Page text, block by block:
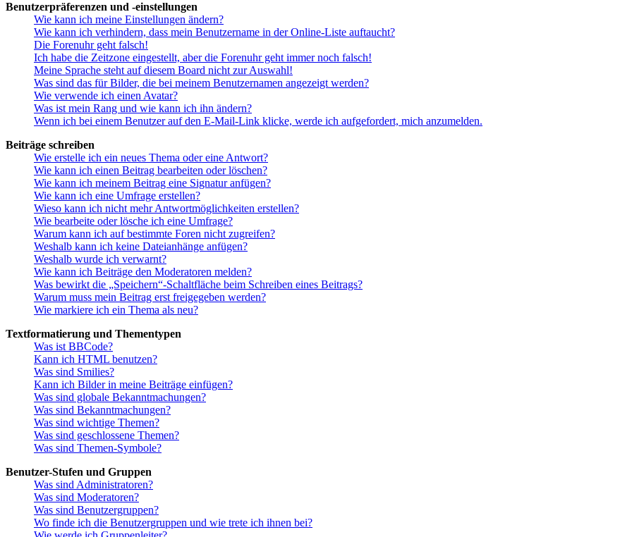
Benutzerpräferenzen und -einstellungen
Wie kann ich meine Einstellungen ändern?
Wie kann ich verhindern, dass mein Benutzername in der Online-Liste auftaucht?
Die Forenuhr geht falsch!
Ich habe die Zeitzone eingestellt, aber die Forenuhr geht immer noch falsch!
Meine Sprache steht auf diesem Board nicht zur Auswahl!
Was sind das für Bilder, die bei meinem Benutzernamen angezeigt werden?
Wie verwende ich einen Avatar?
Was ist mein Rang und wie kann ich ihn ändern?
Wenn ich bei einem Benutzer auf den E-Mail-Link klicke, werde ich aufgefordert, mich anzumelden.
Beiträge schreiben
Wie erstelle ich ein neues Thema oder eine Antwort?
Wie kann ich einen Beitrag bearbeiten oder löschen?
Wie kann ich meinem Beitrag eine Signatur anfügen?
Wie kann ich eine Umfrage erstellen?
Wieso kann ich nicht mehr Antwortmöglichkeiten erstellen?
Wie bearbeite oder lösche ich eine Umfrage?
Warum kann ich auf bestimmte Foren nicht zugreifen?
Weshalb kann ich keine Dateianhänge anfügen?
Weshalb wurde ich verwarnt?
Wie kann ich Beiträge den Moderatoren melden?
Was bewirkt die „Speichern“-Schaltfläche beim Schreiben eines Beitrags?
Warum muss mein Beitrag erst freigegeben werden?
Wie markiere ich ein Thema als neu?
Textformatierung und Thementypen
Was ist BBCode?
Kann ich HTML benutzen?
Was sind Smilies?
Kann ich Bilder in meine Beiträge einfügen?
Was sind globale Bekanntmachungen?
Was sind Bekanntmachungen?
Was sind wichtige Themen?
Was sind geschlossene Themen?
Was sind Themen-Symbole?
Benutzer-Stufen und Gruppen
Was sind Administratoren?
Was sind Moderatoren?
Was sind Benutzergruppen?
Wo finde ich die Benutzergruppen und wie trete ich ihnen bei?